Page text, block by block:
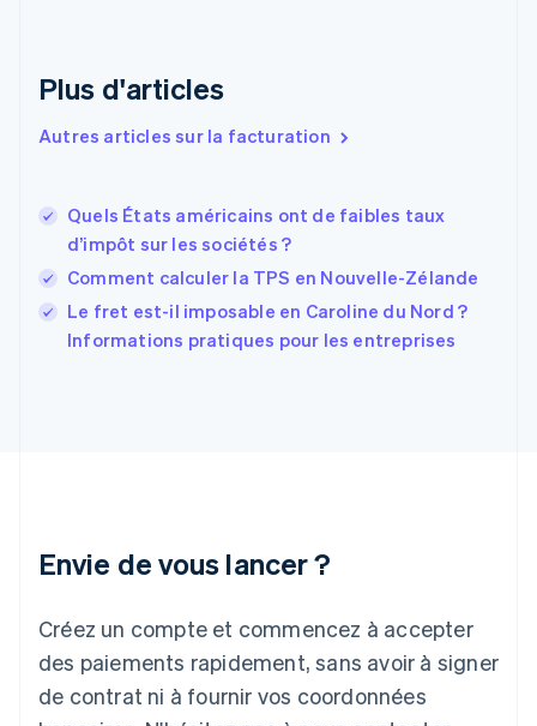
Plus d'articles
Autres articles sur la facturation
Quels États américains ont de faibles taux
d’impôt sur les sociétés ?
Comment calculer la TPS en Nouvelle-Zélande
Le fret est-il imposable en Caroline du Nord ?
Informations pratiques pour les entreprises
Envie de vous lancer ?
Créez un compte et commencez à accepter
des paiements rapidement, sans avoir à signer
de contrat ni à fournir vos coordonnées
Espagne
Estonie
English Español 简体中文
Finlande
English Svenska
Français English
Gibraltar
English
Italie
Japon
日本語
Lettonie
English